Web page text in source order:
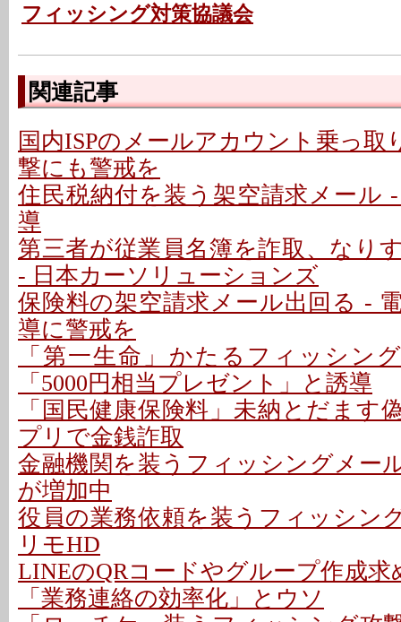
フィッシング対策協議会
関連記事
国内ISPのメールアカウント乗っ取
撃にも警戒を
住民税納付を装う架空請求メール -
導
第三者が従業員名簿を詐取、なり
- 日本カーソリューションズ
保険料の架空請求メール出回る -
導に警戒を
「第一生命」かたるフィッシン
「5000円相当プレゼント」と誘導
「国民健康保険料」未納とだます
プリで金銭詐取
金融機関を装うフィッシングメー
が増加中
役員の業務依頼を装うフィッシン
リモHD
LINEのQRコードやグループ作成求
「業務連絡の効率化」とウソ